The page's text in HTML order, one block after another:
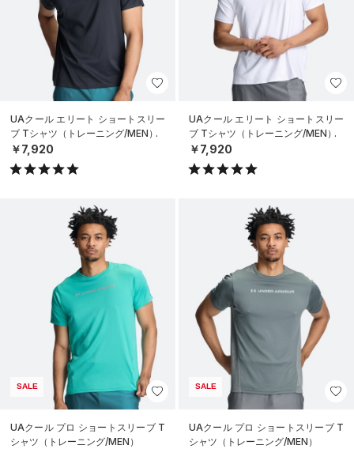
UAクール エリート ショートスリー
ブ Tシャツ（トレーニング/MEN）
￥7,920
UAクール エリート ショートスリー
ブ Tシャツ（トレーニング/MEN）
￥7,920
SALE
UAクール プロ ショートスリーブ T
シャツ（トレーニング/MEN）
SALE
UAクール プロ ショートスリーブ T
シャツ（トレーニング/MEN）